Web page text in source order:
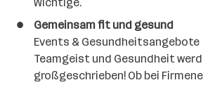
Gemeinsam fit und gesund
Events & Gesundheitsangebote
Teamgeist und Gesundheit
großgeschrieben! Ob bei